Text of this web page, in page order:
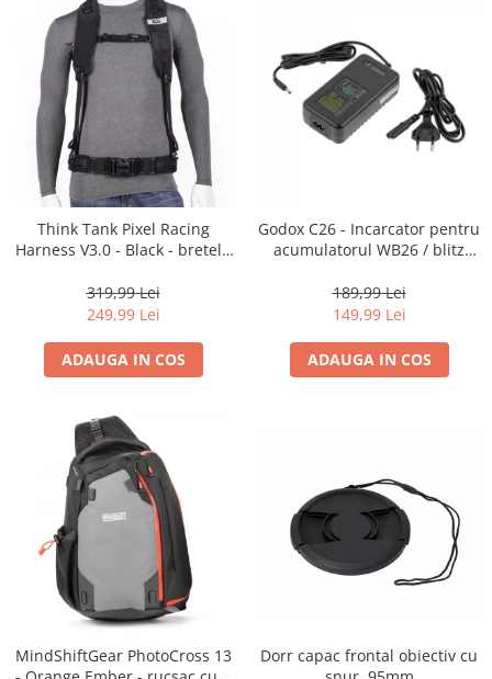
Think Tank Pixel Racing
Harness V3.0 - Black - bretele
319,99 Lei
249,99 Lei
ADAUGA IN COS
Godox C26 - Incarcator pentru
acumulatorul WB26 / blitz
189,99 Lei
149,99 Lei
ADAUGA IN COS
MindShiftGear PhotoCross 13
Dorr capac frontal obiectiv cu